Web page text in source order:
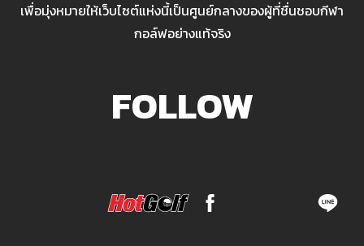
เพื่อมุ่งหมายให้เว็บไซต์แห่งนี้เป็นศูนย์กลางของผู้ที่ชื่นชอบกีฬา
กอล์ฟอย่างแท้จริง
FOLLOW